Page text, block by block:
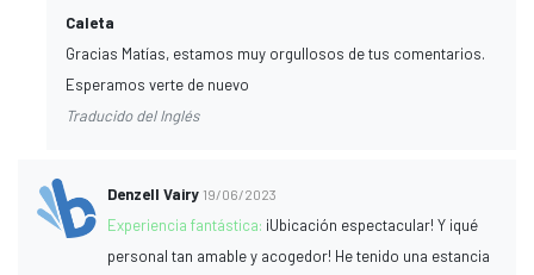
Caleta
Gracias Matías, estamos muy orgullosos de tus comentarios.
Esperamos verte de nuevo
Traducido del Inglés
Denzell Vairy 19/06/2023
Experiencia fantástica: ¡Ubicación espectacular! Y ¡qué
personal tan amable y acogedor! He tenido una estancia